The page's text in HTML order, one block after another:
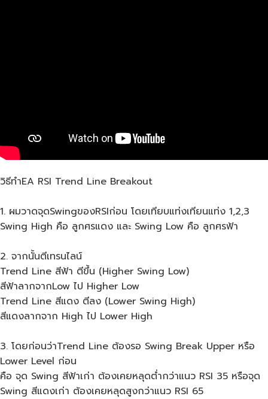
วิธีทำEA RSI Trend Line Breakout
1. ผมวาดจุดSwingของRSIก่อน โดยเทียบแท่งเทียนแท่ง 1,2,3
Swing High คือ ลูกศรแดง และ Swing Low คือ ลูกศรฟ้า
2. จากนั้นตีเทรนไลน์
Trend Line สีฟ้า ตีขึ้น (Higher Swing Low)
สีฟ้าลากจากLow ไป Higher Low
Trend Line สีแดง ตีลง (Lower Swing High)
สีแดงลากจาก High ไป Lower High
3. โดยก่อนว่าTrend Line ต้องรอ Swing Break Upper หรือ
Lower Level ก่อน
คือ จุด Swing สีฟ้าเก่า ต้องเคยหลุดต่ำกว่าแนว RSI 35 หรือจุด
Swing สีแดงเก่า ต้องเคยหลุดสูงกว่าแนว RSI 65